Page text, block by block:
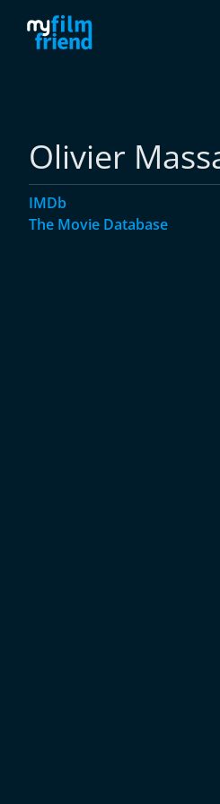
Olivier
IMDb
The Movie Database